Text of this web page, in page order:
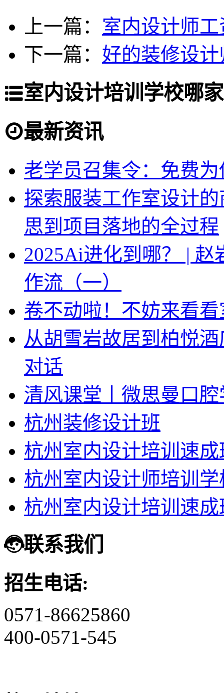
上一篇： 室内设计师
下一篇： 好的装修设
室内设计培训学校哪
最新资讯
老学员召集令：免费
探索服装工作室设计
思到项目落地的全过程
2025Ai进化到哪？ |
作流（一）
卷不动啦！不妨来看
从胡雪岩故居到柏悦
对话
清风课堂丨微思曼口
杭州装修设计班
杭州室内设计培训速成
杭州室内设计师培训
杭州室内设计培训速成
联系我们
招生电话:
0571-86625860
400-0571-545